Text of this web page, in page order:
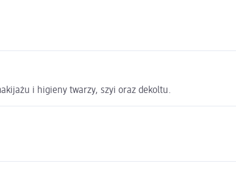
i higieny twarzy, szyi oraz dekoltu.